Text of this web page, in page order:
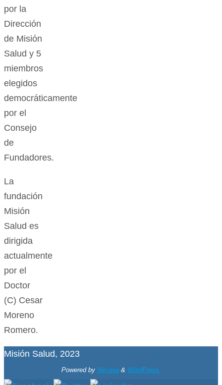
por la
Dirección
de Misión
Salud y 5
miembros
elegidos
democráticamente
por el
Consejo
de
Fundadores.
La
fundación
Misión
Salud es
dirigida
actualmente
por el
Doctor
(C) Cesar
Moreno
Romero.
Misión Salud, 2023
Powered by Nirvana& WordPress.